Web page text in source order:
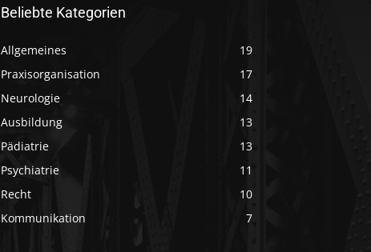
Beliebte Kategorien
Allgemeines
19
Praxisorganisation
17
Neurologie
14
Ausbildung
13
Pädiatrie
13
Psychiatrie
11
Recht
10
Kommunikation
7